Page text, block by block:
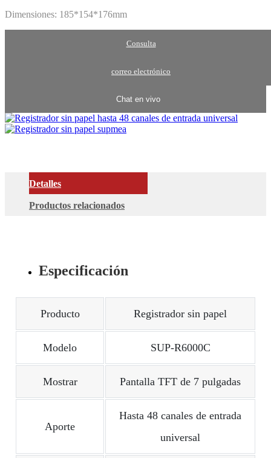
Dimensiones: 185*154*176mm
Consulta
correo electrónico
Chat en vivo
Detalles
Productos relacionados
Especificación
Producto Registrador sin papel
Modelo SUP-R6000C
Mostrar Pantalla TFT de 7 pulgadas
Aporte
Hasta 48 canales de entrada
universal